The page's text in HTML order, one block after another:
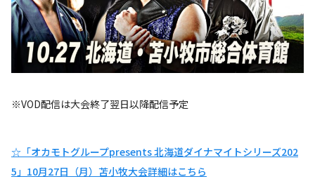
※VOD配信は大会終了翌日以降配信予定
☆「オカモトグループpresents 北海道ダイナマイトシリーズ202
5」10月27日（月）苫小牧大会詳細はこちら